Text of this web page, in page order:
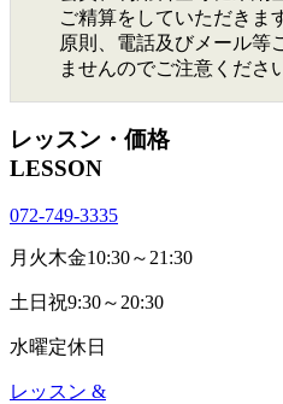
ご精算をしていただきま
原則、電話及びメール等
ませんのでご注意くださ
レッスン・価格
LESSON
072-749-3335
月火木金10:30～21:30
土日祝9:30～20:30
水曜定休日
レッスン &